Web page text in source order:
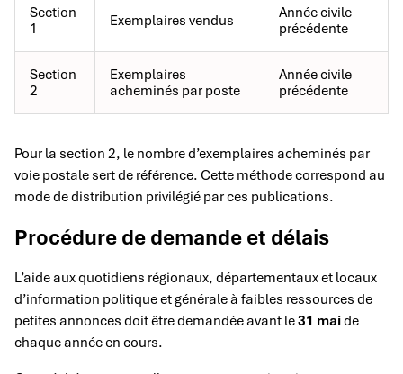
Section
1
Exemplaires vendus
Année civile
précédente
Section
2
Exemplaires
acheminés par poste
Année civile
précédente
Pour la section 2, le nombre d’exemplaires acheminés par
voie postale sert de référence. Cette méthode correspond au
mode de distribution privilégié par ces publications.
Procédure de demande et délais
L’aide aux quotidiens régionaux, départementaux et locaux
d’information politique et générale à faibles ressources de
petites annonces doit être demandée avant le31 maide
chaque année en cours.